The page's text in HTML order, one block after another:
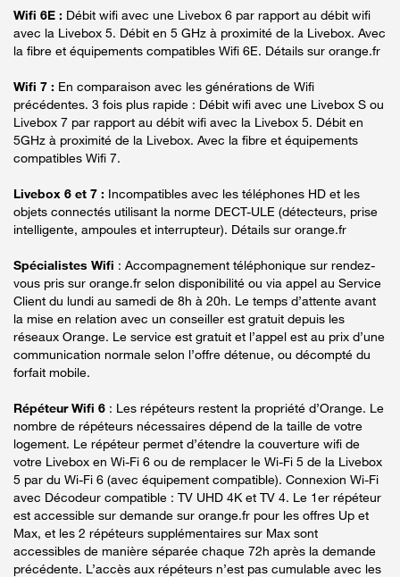
Wifi 6E : Débit wifi avec une Livebox 6 par rapport au débit wifi
avec la Livebox 5. Débit en 5 GHz à proximité de la Livebox. Avec
la fibre et équipements compatibles Wifi 6E. Détails sur orange.fr
Wifi 7 : En comparaison avec les générations de Wifi
précédentes. 3 fois plus rapide : Débit wifi avec une Livebox S ou
Livebox 7 par rapport au débit wifi avec la Livebox 5. Débit en
5GHz à proximité de la Livebox. Avec la fibre et équipements
compatibles Wifi 7.
Livebox 6 et 7 : Incompatibles avec les téléphones HD et les
objets connectés utilisant la norme DECT-ULE (détecteurs, prise
intelligente, ampoules et interrupteur). Détails sur orange.fr
Spécialistes Wifi : Accompagnement téléphonique sur rendez-
vous pris sur orange.fr selon disponibilité ou via appel au Service
Client du lundi au samedi de 8h à 20h. Le temps d’attente avant
la mise en relation avec un conseiller est gratuit depuis les
réseaux Orange. Le service est gratuit et l’appel est au prix d’une
communication normale selon l’offre détenue, ou décompté du
forfait mobile.
Répéteur Wifi 6 : Les répéteurs restent la propriété d’Orange. Le
nombre de répéteurs nécessaires dépend de la taille de votre
logement. Le répéteur permet d’étendre la couverture wifi de
votre Livebox en Wi-Fi 6 ou de remplacer le Wi-Fi 5 de la Livebox
5 par du Wi-Fi 6 (avec équipement compatible). Connexion Wi-Fi
avec Décodeur compatible : TV UHD 4K et TV 4. Le 1er répéteur
est accessible sur demande sur orange.fr pour les offres Up et
Max, et les 2 répéteurs supplémentaires sur Max sont
accessibles de manière séparée chaque 72h après la demande
précédente. L’accès aux répéteurs n’est pas cumulable avec les